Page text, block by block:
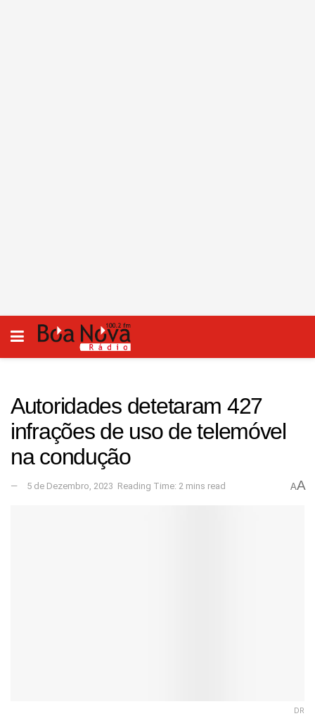
Autoridades detetaram 427
infrações de uso de telemóvel
na condução
5 de Dezembro, 2023 Reading Time: 2 mins read AA
DR